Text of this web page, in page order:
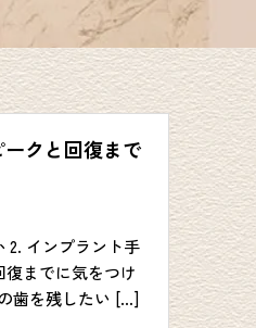
クと回復まで
2. インプラント手
までに気をつけ
歯を残したい […]